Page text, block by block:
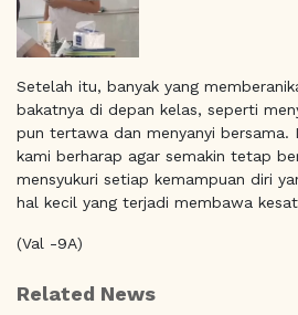
Setelah itu, banyak yang
bakatnya di depan kelas, seperti
pun tertawa dan menyanyi bersama.
kami berharap agar semakin tetap
mensyukuri setiap kemampuan diri
hal kecil yang terjadi membawa
(Val -9A)
Related News